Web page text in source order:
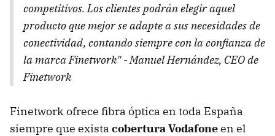
competitivos. Los clientes podrán elegir aquel
producto que mejor se adapte a sus necesidades de
conectividad, contando siempre con la confianza de
la marca Finetwork" - Manuel Hernández, CEO de
Finetwork
Finetwork ofrece fibra óptica en toda España
siempre que exista cobertura Vodafoneen el